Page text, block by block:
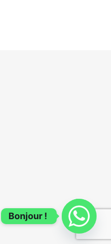
Bonjour !